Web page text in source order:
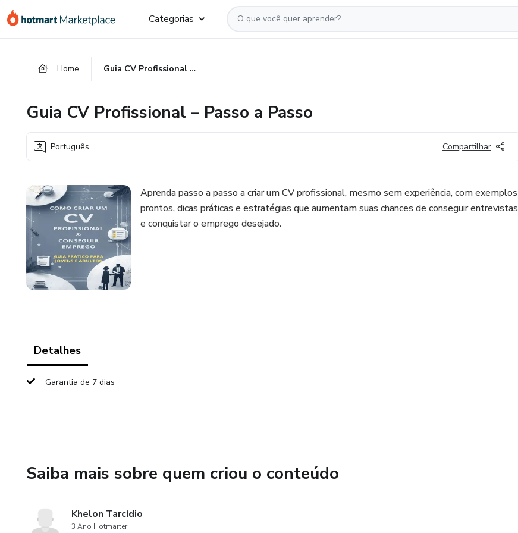
para
para
para
Categorias
Home Guia CV Profissional – Passo a Passo
Guia CV Profissional – Passo a Passo
Português Compartilhar
Aprenda passo a passo a criar um CV profissional, mesmo sem experiência, com exemplos
prontos, dicas práticas e estratégias que aumentam suas chances de conseguir entrevistas
e conquistar o emprego desejado.
Detalhes
Garantia de 7 dias
Saiba mais sobre quem criou o conteúdo
Khelon Tarcídio
3 Ano Hotmarter